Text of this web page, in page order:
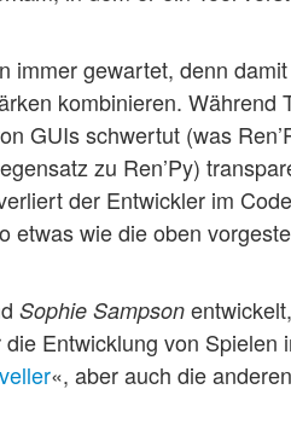
immer gewartet, denn
kombinieren. Während
GUIs schwertut (was
zu Ren’Py)
der Entwickler im
etwas wie die oben
Sophie Sampson
Entwicklung von Spielen
«, aber auch die